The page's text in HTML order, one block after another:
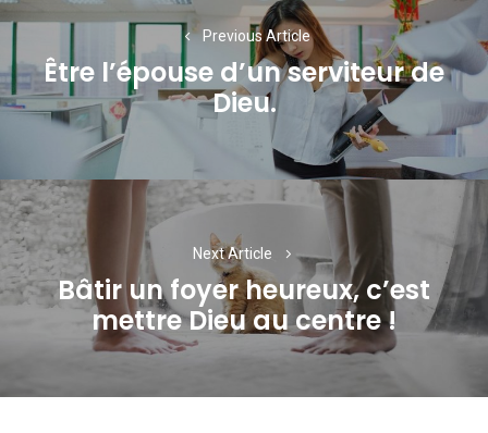
de
l’article
Previous Article
Previous
post:
Être l’épouse d’un serviteur de
Dieu.
Next Article
Next
post:
Bâtir un foyer heureux, c’est
mettre Dieu au centre !